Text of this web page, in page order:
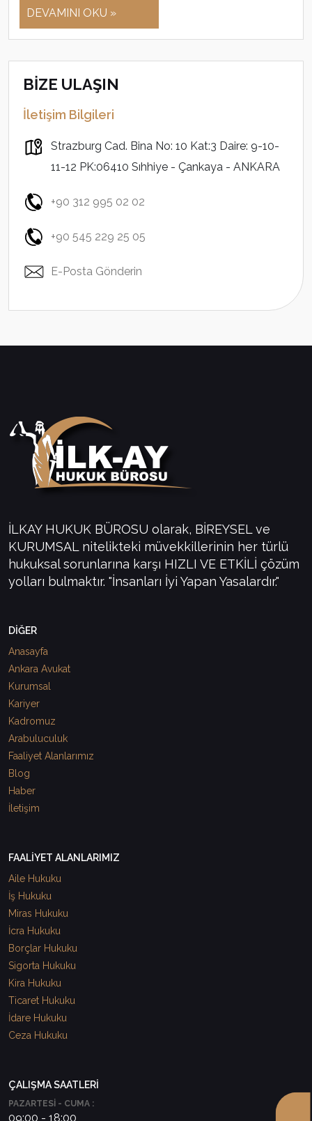
DEVAMINI OKU »
BİZE ULAŞIN
İletişim Bilgileri
Strazburg Cad. Bina No: 10 Kat:3 Daire: 9-10-
11-12 PK:06410 Sıhhiye - Çankaya - ANKARA
+90 312 995 02 02
+90 545 229 25 05
E-Posta Gönderin
İLKAY HUKUK BÜROSU olarak, BİREYSEL ve
KURUMSAL nitelikteki müvekkillerinin her türlü
hukuksal sorunlarına karşı HIZLI VE ETKİLİ çözüm
yolları bulmaktır. "İnsanları İyi Yapan Yasalardır."
DİĞER
Anasayfa
Ankara Avukat
Kurumsal
Kariyer
Kadromuz
Arabuluculuk
Faaliyet Alanlarımız
Blog
Haber
İletişim
FAALİYET ALANLARIMIZ
Aile Hukuku
İş Hukuku
Miras Hukuku
İcra Hukuku
Borçlar Hukuku
Sigorta Hukuku
Kira Hukuku
Ticaret Hukuku
İdare Hukuku
Ceza Hukuku
ÇALIŞMA SAATLERİ
PAZARTESİ - CUMA :
09:00 - 18:00